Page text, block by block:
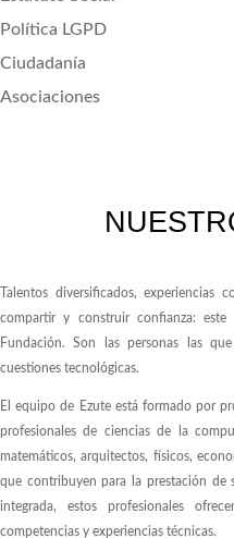
Política LGPD
Ciudadanía
Asociaciones
Talentos diversificados, experiencias
compartir y construir confianza:
Fundación. Son las personas las
cuestiones tecnológicas.
El equipo de Ezute está formado por
profesionales de ciencias de la
matemáticos, arquitectos, físicos,
que contribuyen para la prestación de
integrada, estos profesionales
competencias y experiencias técnicas.